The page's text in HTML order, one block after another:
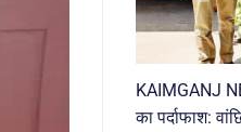
KAIMGANJ
का पर्दाफाश: